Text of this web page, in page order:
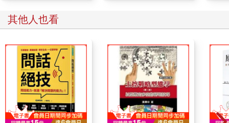
相反地，若是庫存過多，而且沒有工作或訂單，導致設備也
跟著閒置，就要思考是不是應該提早啟動降價銷售的策略。
3-3什麼地方會把杯麵賣到四倍的價格？
▶換個地方，換個價格
要提高售價，嘗試更換銷售地點條件來調整售價是一個有效
的辦法。富士山是一個很好的例子。
富士山是日本第一的高山。不只海拔日本第一，甚至物價也
其他人也看